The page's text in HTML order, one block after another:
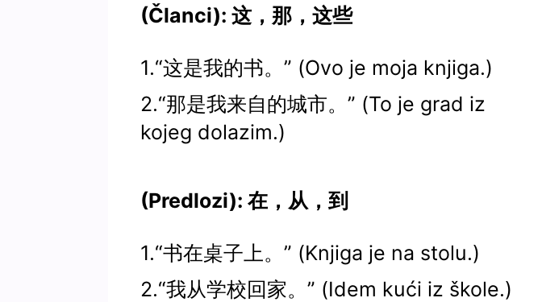
(Članci): 这，那，这些
1.“这是我的书。” (Ovo je moja knjiga.)
2.“那是我来自的城市。” (To je grad iz
kojeg dolazim.)
(Predlozi): 在，从，到
1.“书在桌子上。” (Knjiga je na stolu.)
2.“我从学校回家。” (Idem kući iz škole.)